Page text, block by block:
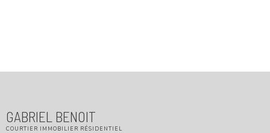
GABRIEL BENOIT
COURTIER IMMOBILIER RÉSIDENTIEL